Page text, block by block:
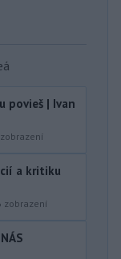
povieš | Ivan
zobrazení
a kritiku
zobrazení